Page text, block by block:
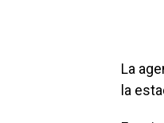
La
la